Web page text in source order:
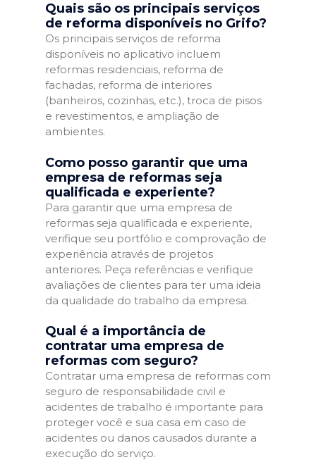
Quais são os principais serviços
de reforma disponíveis no Grifo?
Os principais serviços de reforma
disponíveis no aplicativo incluem
reformas residenciais, reforma de
fachadas, reforma de interiores
(banheiros, cozinhas, etc.), troca de pisos
e revestimentos, e ampliação de
ambientes.
Como posso garantir que uma
empresa de reformas seja
qualificada e experiente?
Para garantir que uma empresa de
reformas seja qualificada e experiente,
verifique seu portfólio e comprovação de
experiência através de projetos
anteriores. Peça referências e verifique
avaliações de clientes para ter uma ideia
da qualidade do trabalho da empresa.
Qual é a importância de
contratar uma empresa de
reformas com seguro?
Contratar uma empresa de reformas com
seguro de responsabilidade civil e
acidentes de trabalho é importante para
proteger você e sua casa em caso de
acidentes ou danos causados durante a
execução do serviço.